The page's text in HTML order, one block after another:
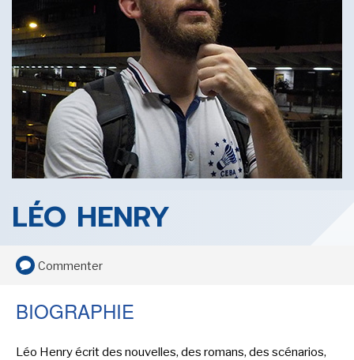
Toujours pas
LES UTOPIALES 2025
IMAGINALES 2026
LÉO HENRY
Commenter
BIOGRAPHIE
Léo Henry écrit des nouvelles, des romans, des scénarios,